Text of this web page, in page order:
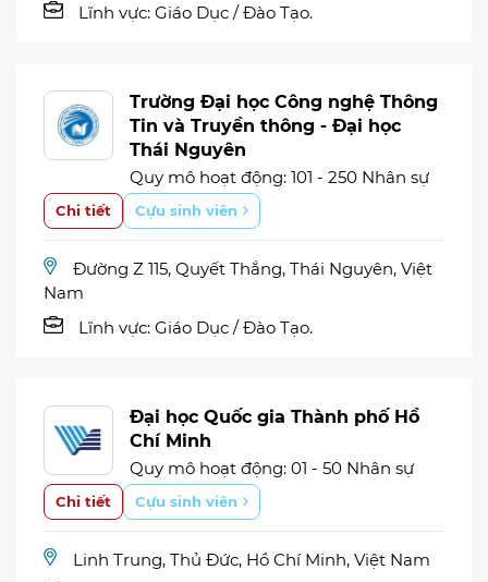
Lĩnh vực: Giáo Dục / Đào Tạo.
Trường Đại học Công nghệ Thông
Tin và Truyền thông - Đại học
Thái Nguyên
Quy mô hoạt động: 101 - 250 Nhân sự
Chi tiết Cựu sinh viên
Đường Z 115, Quyết Thắng, Thái Nguyên, Việt
Nam
Lĩnh vực: Giáo Dục / Đào Tạo.
Đại học Quốc gia Thành phố Hồ
Chí Minh
Quy mô hoạt động: 01 - 50 Nhân sự
Chi tiết Cựu sinh viên
Linh Trung, Thủ Đức, Hồ Chí Minh, Việt Nam